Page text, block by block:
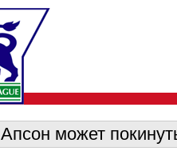
Апсон может